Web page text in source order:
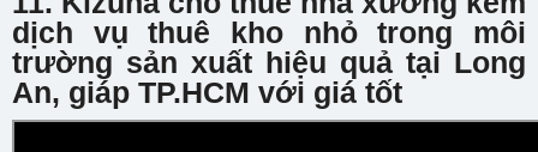
dịch vụ thuê kho nhỏ trong môi
trường sản xuất hiệu quả tại Long
An, giáp TP.HCM với giá tốt